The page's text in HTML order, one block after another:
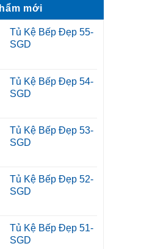
mới
Tủ Kệ Bếp Đẹp 55-
SGD
Tủ Kệ Bếp Đẹp 54-
SGD
Tủ Kệ Bếp Đẹp 53-
SGD
Tủ Kệ Bếp Đẹp 52-
SGD
Tủ Kệ Bếp Đẹp 51-
SGD